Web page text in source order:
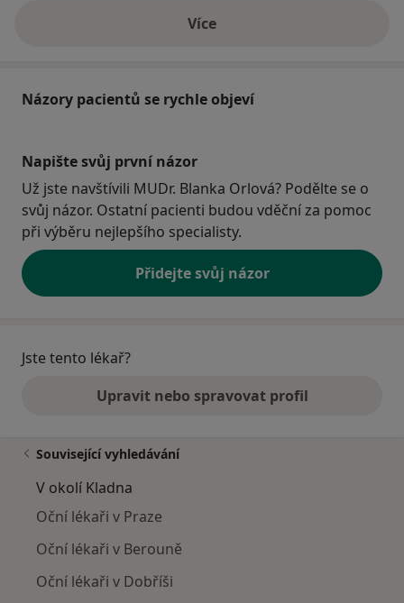
Víceo adrese
Názory pacientů se rychle objeví
Napište svůj první názor
Už jste navštívili MUDr. Blanka Orlová? Podělte se o
svůj názor. Ostatní pacienti budou vděční za pomoc
při výběru nejlepšího specialisty.
Přidejte svůj názor
Jste tento lékař?
Upravit nebo spravovat profil
Související vyhledávání
V okolí Kladna
Oční lékaři v Praze
Oční lékaři v Berouně
Oční lékaři v Dobříši